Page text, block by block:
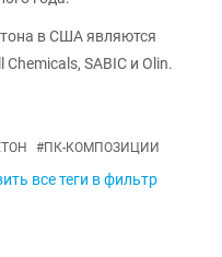
в США являются
Chemicals, SABIC и Olin.
#ПК-КОМПОЗИЦИИ
все теги в фильтр